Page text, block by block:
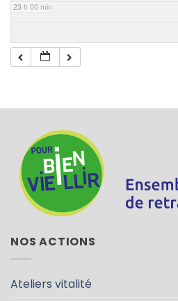
23 h 00 min
NOS ACTIONS
Ateliers vitalité